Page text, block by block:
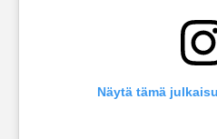
Näytä tämä